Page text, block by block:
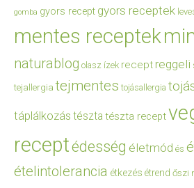
gomba gyors recept gyors receptek
mentes receptek
naturablog olasz ízek recept reggeli
tejallergia tejmentes tojásallergia
táplálkozás tészta tészta recept
receptédesség életmód és
ételintolerancia étkezés étrend őszi